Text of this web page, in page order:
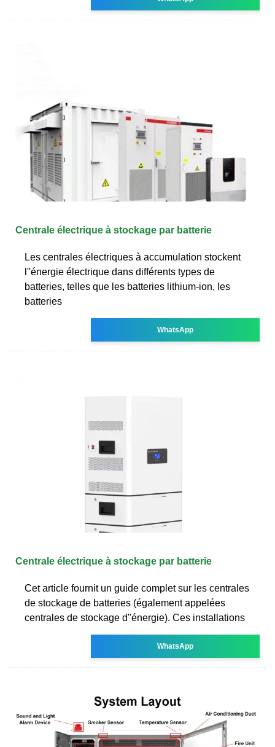
Centrale électrique à stockage par batterie
Les centrales électriques à accumulation stockent
l''énergie électrique dans différents types de
batteries, telles que les batteries lithium-ion, les
batteries
WhatsApp
Centrale électrique à stockage par batterie
Cet article fournit un guide complet sur les centrales
de stockage de batteries (également appelées
centrales de stockage d''énergie). Ces installations
WhatsApp